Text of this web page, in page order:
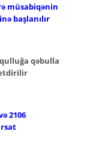
müsabiqənin
başlanılır
qəbulla
etdirilir
2106